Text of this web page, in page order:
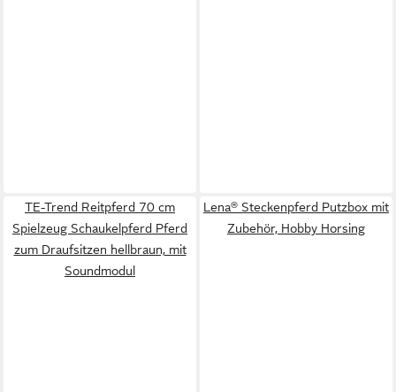
TE-Trend Reitpferd 70 cm
Spielzeug Schaukelpferd Pferd
zum Draufsitzen hellbraun, mit
Soundmodul
Lena® Steckenpferd Putzbox mit
Zubehör, Hobby Horsing